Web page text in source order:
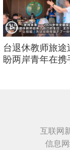
台退休教师旅途
盼两岸青年在携
互联网
信息